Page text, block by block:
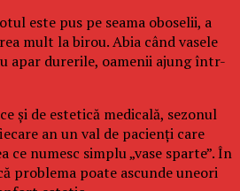
este pus pe seama oboselii, a
mult la birou. Abia când vasele
apar durerile, oamenii ajung într-
și de estetică medicală, sezonul
an un val de pacienți care
ce numesc simplu „vase sparte”. În
problema poate ascunde uneori